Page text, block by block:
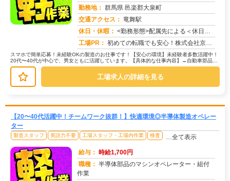
勤務地： 群馬県 邑楽郡大泉町
交通アクセス： 竜舞駅
休日・休暇： <勤務形態>配属先による＜休日＞完全週休2日制・/長期休暇/GW /夏季/ 年末年始
工場PR： 初めての転職でも安心！株式会社京栄センターで新しい一歩を踏み出してみませんか？☆家具付き寮で、カバン一つで生活スタ...
スマホで簡単応募！未経験OKの製造のお仕事です！【安心の環境】未経験者多数活躍中！
20代〜40代が中心で、男女ともに活躍しています。【具体的な仕事内容】→自動車部品や
輸送機械の製造に関わる作業で...
工場求人の詳細を見る
【20〜40代活躍中！チームワーク抜群！】快適環境◎半導体製造オペレー
ター
製造スタッフ 英語力不要 工場スタッフ・工場内作業 検査 …全て表示
給与： 時給1,700円
職種： 半導体部品のマシンオペレーター・組付
作業